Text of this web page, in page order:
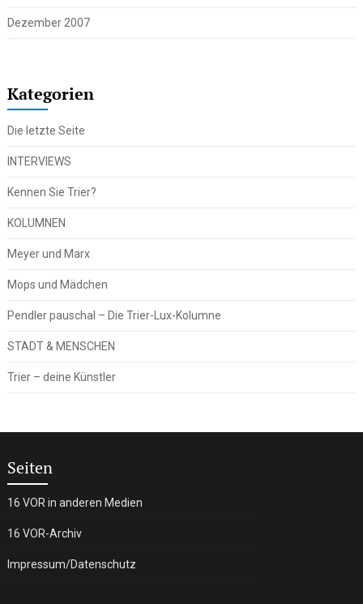
Dezember 2007
Kategorien
Die letzte Seite
INTERVIEWS
Kennen Sie Trier?
KOLUMNEN
Meyer und Marx
Mops und Mädchen
Pendler pauschal – Die Trier-Lux-Kolumne
STADT & MENSCHEN
Trier – deine Künstler
Seiten
16 VOR in anderen Medien
16 VOR-Archiv
Impressum/Datenschutz